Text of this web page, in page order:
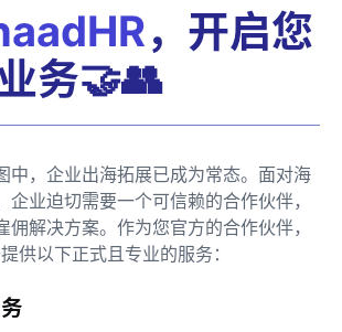
，开启您
务🤝👥
中，企业出海拓展已成为常态。面对海
企业迫切需要一个可信赖的合作伙伴，
佣解决方案。作为您官方的合作伙伴，
供以下正式且专业的服务：